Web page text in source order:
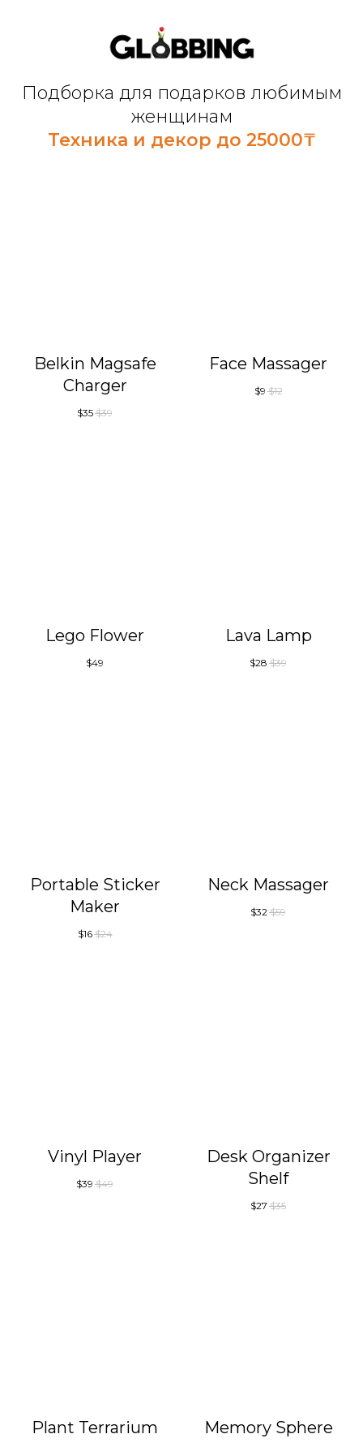
Подборка для подарков любимым
женщинам
Техника и декор до 25000₸
Belkin Magsafe
Charger
$35 $39
Face Massager
$9 $12
Lego Flower
$49
Lava Lamp
$28 $39
Portable Sticker
Maker
$16 $24
Neck Massager
$32 $59
Vinyl Player
$39 $49
Desk Organizer
Shelf
$27 $35
Plant Terrarium Memory Sphere